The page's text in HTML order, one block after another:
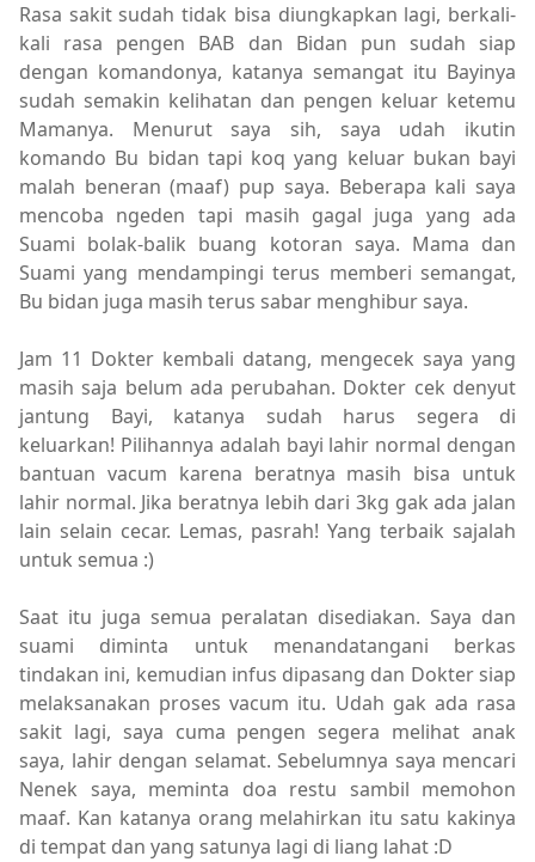
Rasa sakit sudah tidak bisa diungkapkan lagi, berkali-
kali rasa pengen BAB dan Bidan pun sudah siap
dengan komandonya, katanya semangat itu Bayinya
sudah semakin kelihatan dan pengen keluar ketemu
Mamanya. Menurut saya sih, saya udah ikutin
komando Bu bidan tapi koq yang keluar bukan bayi
malah beneran (maaf) pup saya. Beberapa kali saya
mencoba ngeden tapi masih gagal juga yang ada
Suami bolak-balik buang kotoran saya. Mama dan
Suami yang mendampingi terus memberi semangat,
Bu bidan juga masih terus sabar menghibur saya.
Jam 11 Dokter kembali datang, mengecek saya yang
masih saja belum ada perubahan. Dokter cek denyut
jantung Bayi, katanya sudah harus segera di
keluarkan! Pilihannya adalah bayi lahir normal dengan
bantuan vacum karena beratnya masih bisa untuk
lahir normal. Jika beratnya lebih dari 3kg gak ada jalan
lain selain cecar. Lemas, pasrah! Yang terbaik sajalah
untuk semua :)
Saat itu juga semua peralatan disediakan. Saya dan
suami diminta untuk menandatangani berkas
tindakan ini, kemudian infus dipasang dan Dokter siap
melaksanakan proses vacum itu. Udah gak ada rasa
sakit lagi, saya cuma pengen segera melihat anak
saya, lahir dengan selamat. Sebelumnya saya mencari
Nenek saya, meminta doa restu sambil memohon
maaf. Kan katanya orang melahirkan itu satu kakinya
di tempat dan yang satunya lagi di liang lahat :D